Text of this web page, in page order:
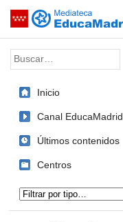
Saltar navegación
Palabra o frase:
Inicio
Canal EducaMadrid
Últimos contenidos
Centros